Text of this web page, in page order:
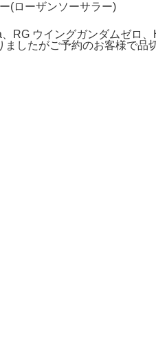
(ローザンソーサラー)
RG ウイングガンダムゼロ
したがご予約のお客様で品